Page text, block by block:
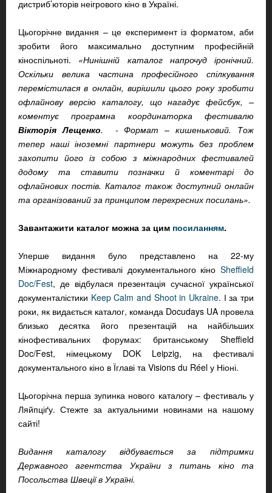
дистриб’юторів неігрового кіно в Україні.
Цьогорічне видання – це експеримент із форматом, аби
зробити його максимально доступним професійній
кіноспільноті. «Нинішній каталог напрочуд іронічний.
Оскільки велика частина професійного спілкування
перемістилася в онлайн, вирішили цього року зробити
офлайнову версію каталогу, що нагадує фейсбук, –
коментує програмна координаторка фестивалю
Вікторія Лещенко. - Формат – кишеньковий. Тож
тепер наші іноземні партнери можуть без проблем
захопити його із собою з міжнародних фестивалей
додому та ставити позначки й коментарі до
офлайнових постів. Каталог також доступний онлайн
та організований за принципом перехресних посилань».
Завантажити каталог можна за цим посиланням.
Уперше видання було представлено на 22-му
Міжнародному фестивалі документального кіно Sheffield
Doc/Fest, де відбулася презентація сучасної української
документалістики Keep Calm and Shoot in Ukraine. І за три
роки, як видається каталог, команда Docudays UA провела
близько десятка його презентацій на найбільших
кінофестивальних форумах: британському Sheffield
Doc/Fest, німецькому DOK Leipzig, на фестивалі
документального кіно в Їглаві та Visions du Réel у Ніоні.
Цьогорічна перша зупинка нового каталогу – фестиваль у
Ляйпціґу. Стежте за актуальними новинами на нашому
сайті!
Видання каталогу відбувається за підтримки
Державного агентства України з питань кіно та
Посольства Швеції в Україні.